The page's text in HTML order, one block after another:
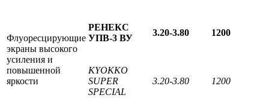
Флуоресцирующие
экраны высокого
усиления и
повышенной
яркости
РЕНЕКС
УПВ-3 ВУ
3.20-3.80 1200
KYOKKO
SUPER
SPECIAL
3.20-3.80 1200